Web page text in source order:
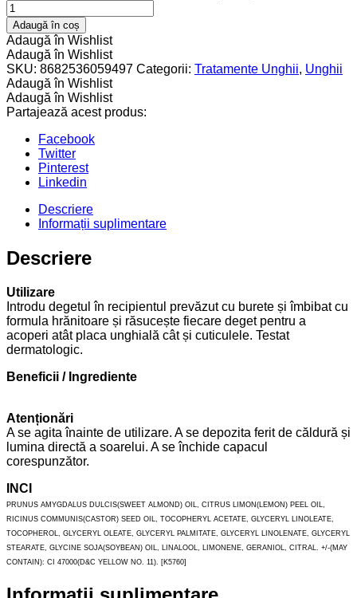
Adaugă în coș
Adaugă în Wishlist
Adaugă în Wishlist
SKU: 8682536059497 Categorii: Tratamente Unghii, Unghii
Adaugă în Wishlist
Adaugă în Wishlist
Partajează acest produs:
Facebook
Twitter
Pinterest
Linkedin
Descriere
Informații suplimentare
Descriere
Utilizare
Introdu degetul în recipientul prevăzut cu burete și îmbibat cu
formula hrănitoare și răsucește fiecare deget pentru a
acoperi atât placa unghială cât și cuticulele. Testat
dermatologic.
Beneficii / Ingrediente
Atenționări
A se agita înainte de utilizare. A se depozita ferit de căldură și
lumina directă a soarelui. A se închide capacul
corespunzător.
INCI
PRUNUS AMYGDALUS DULCIS(SWEET ALMOND) OIL, CITRUS LIMON(LEMON) PEEL OIL,
RICINUS COMMUNIS(CASTOR) SEED OIL, TOCOPHERYL ACETATE, GLYCERYL LINOLEATE,
TOCOPHEROL, GLYCERYL OLEATE, GLYCERYL PALMITATE, GLYCERYL LINOLENATE, GLYCERYL
STEARATE, GLYCINE SOJA(SOYBEAN) OIL, LINALOOL, LIMONENE, GERANIOL, CITRAL. +/-(MAY
CONTAIN): CI 47000(D&C YELLOW NO. 11). [K5760]